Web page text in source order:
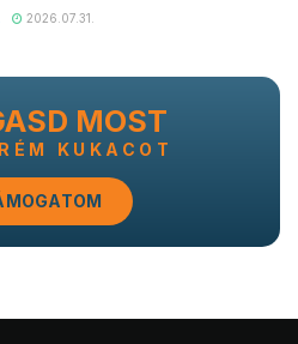
2026.07.31.
MOST
KUKACOT